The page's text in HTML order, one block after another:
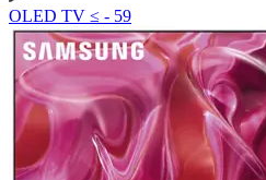
OLED TV ≤ - 59